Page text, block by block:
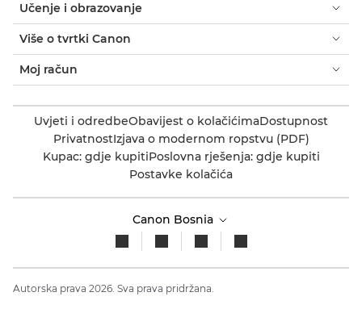
Učenje i obrazovanje
Više o tvrtki Canon
Moj račun
Uvjeti i odredbeObavijest o kolačićimaDostupnost
PrivatnostIzjava o modernom ropstvu (PDF)
Kupac: gdje kupitiPoslovna rješenja: gdje kupiti
Postavke kolačića
Canon Bosnia
Autorska prava 2026. Sva prava pridržana.